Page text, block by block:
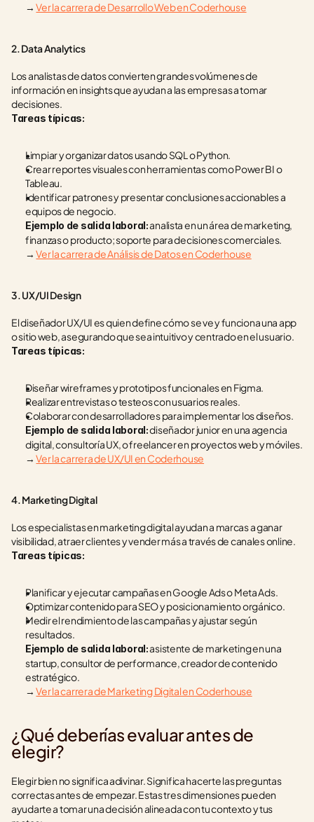
→ Ver la carrera de Desarrollo Web en Coderhouse
2. Data Analytics
Los analistas de datos convierten grandes volúmenes de
información en insights que ayudan a las empresas a tomar
decisiones.
Tareas típicas:
Limpiar y organizar datos usando SQL o Python.
Crear reportes visuales con herramientas como Power BI o
Tableau.
Identificar patrones y presentar conclusiones accionables a
equipos de negocio.
Ejemplo de salida laboral: analista en un área de marketing,
finanzas o producto; soporte para decisiones comerciales.
→ Ver la carrera de Análisis de Datos en Coderhouse
3. UX/UI Design
El diseñador UX/UI es quien define cómo se ve y funciona una app
o sitio web, asegurando que sea intuitivo y centrado en el usuario.
Tareas típicas:
Diseñar wireframes y prototipos funcionales en Figma.
Realizar entrevistas o testeos con usuarios reales.
Colaborar con desarrolladores para implementar los diseños.
Ejemplo de salida laboral: diseñador junior en una agencia
digital, consultoría UX, o freelancer en proyectos web y móviles.
→ Ver la carrera de UX/UI en Coderhouse
4. Marketing Digital
Los especialistas en marketing digital ayudan a marcas a ganar
visibilidad, atraer clientes y vender más a través de canales online.
Tareas típicas:
Planificar y ejecutar campañas en Google Ads o Meta Ads.
Optimizar contenido para SEO y posicionamiento orgánico.
Medir el rendimiento de las campañas y ajustar según
resultados.
Ejemplo de salida laboral: asistente de marketing en una
startup, consultor de performance, creador de contenido
estratégico.
→ Ver la carrera de Marketing Digital en Coderhouse
¿Qué deberías evaluar antes de
elegir?
Elegir bien no significa adivinar. Significa hacerte las preguntas
correctas antes de empezar. Estas tres dimensiones pueden
ayudarte a tomar una decisión alineada con tu contexto y tus